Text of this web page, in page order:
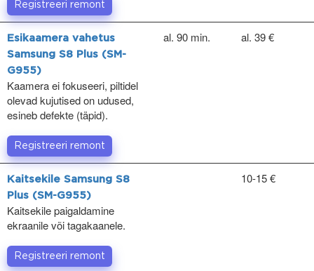
Registreeri remont
Esikaamera vahetus
Samsung S8 Plus (SM-
G955)
Kaamera ei fokuseeri, piltidel
olevad kujutised on udused,
esineb defekte (täpid).
al. 90 min. al. 39 €
Registreeri remont
Kaitsekile Samsung S8
Plus (SM-G955)
Kaitsekile paigaldamine
ekraanile või tagakaanele.
10-15 €
Registreeri remont